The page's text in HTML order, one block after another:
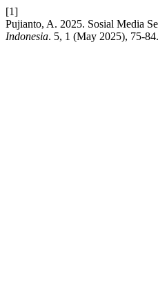
[1]
Pujianto, A. 2025. Sosial Media
Indonesia. 5, 1 (May 2025), 75-